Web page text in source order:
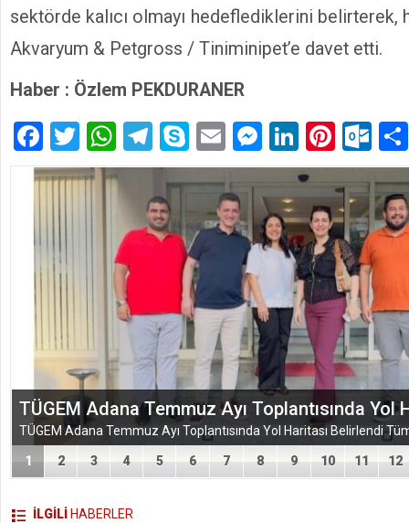
sektörde kalıcı olmayı hedeflediklerini belirterek,
Akvaryum & Petgross / Tiniminipet’e davet etti.
Haber : Özlem PEKDURANER
Facebook
Twitter
WhatsApp
Telegram
SkypeEmailMessenger
LinkedIn
TÜGEM Adana Temmuz Ayı Toplantısında Yol
1 2 3 4 5 6 7 8 9 10 11 12
İLGİLİ HABERLER